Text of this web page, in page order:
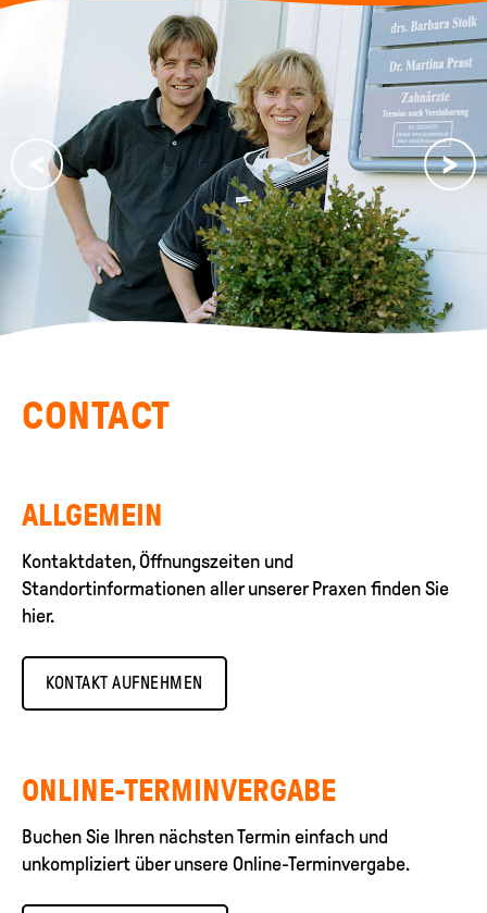
CONTACT
ALLGEMEIN
Kontaktdaten, Öffnungszeiten und
Standortinformationen aller unserer Praxen finden Sie
hier.
KONTAKT AUFNEHMEN
ONLINE-TERMINVERGABE
Buchen Sie Ihren nächsten Termin einfach und
unkompliziert über unsere Online-Terminvergabe.